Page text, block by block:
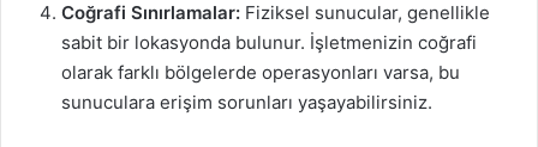
Coğrafi Sınırlamalar: Fiziksel sunucular, genellikle
sabit bir lokasyonda bulunur. İşletmenizin coğrafi
olarak farklı bölgelerde operasyonları varsa, bu
sunuculara erişim sorunları yaşayabilirsiniz.